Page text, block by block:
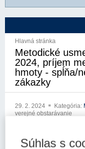
Hlavná stránka
Metodické
2024, príjem
hmoty - spĺňa/
zákazky
29. 2. 2024 Kategória:
verejné obstarávanie
Súhlas s